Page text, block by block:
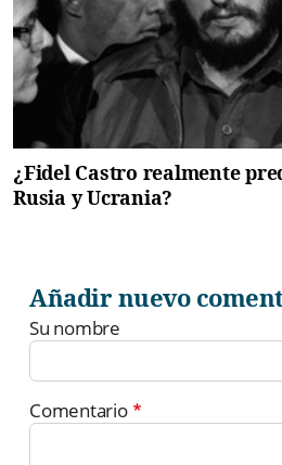
¿Fidel Castro realmente
Rusia y Ucrania?
Añadir nuevo
Su nombre
Comentario